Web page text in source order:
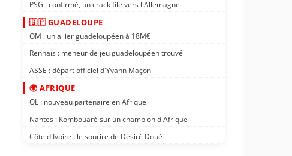
PSG : confirmé, un crack file vers l'Allemagne
🇬🇵 GUADELOUPE
OM : un ailier guadeloupéen à 18M€
Rennais : meneur de jeu guadeloupéen trouvé
ASSE : départ officiel d'Yvann Maçon
🌍 AFRIQUE
OL : nouveau partenaire en Afrique
Nantes : Kombouaré sur un champion d'Afrique
Côte d'Ivoire : le sourire de Désiré Doué